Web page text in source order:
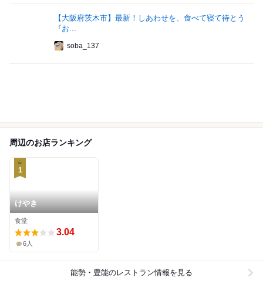
【大阪府茨木市】最新！しあわせを、食べて寝て待とう
『お...
soba_137
周辺のお店ランキング
1
けやき
食堂
3.04
6人
能勢・豊能のレストラン情報を見る